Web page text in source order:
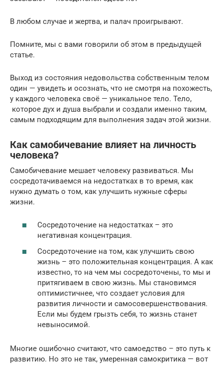
В любом случае и жертва, и палач проигрывают.
Помните, мы с вами говорили об этом в предыдущей
статье.
Выход из состояния недовольства собственным телом
один — увидеть и осознать, что не смотря на похожесть,
у каждого человека своё — уникальное тело. Тело,
которое дух и душа выбрали и создали именно таким,
самым подходящим для выполнения задач этой жизни.
Как самобичевание влияет на личность
человека?
Самобичевание мешает человеку развиваться. Мы
сосредотачиваемся на недостатках в то время, как
нужно думать о том, как улучшить нужные сферы
жизни.
Сосредоточение на недостатках – это
негативная концентрация.
Сосредоточение на том, как улучшить свою
жизнь – это положительная концентрация. А как
известно, то на чем мы сосредоточены, то мы и
притягиваем в свою жизнь. Мы становимся
оптимистичнее, что создает условия для
развития личности и самосовершенствования.
Если мы будем грызть себя, то жизнь станет
невыносимой.
Многие ошибочно считают, что самоедство – это путь к
развитию. Но это не так, умеренная самокритика — вот